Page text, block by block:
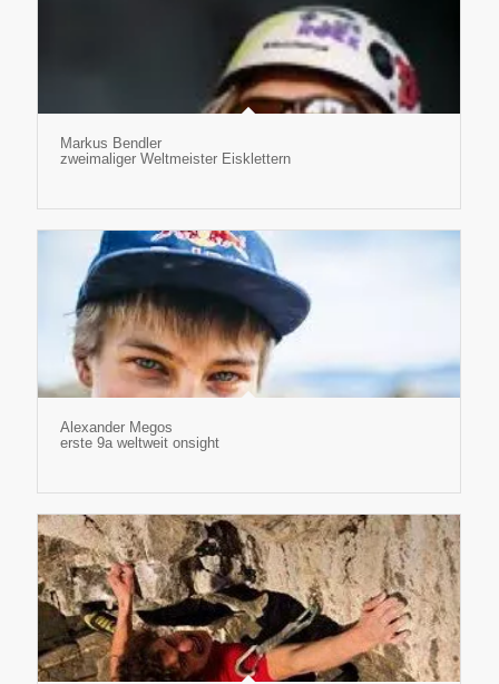
Markus Bendler
zweimaliger Weltmeister Eisklettern
Alexander Megos
erste 9a weltweit onsight